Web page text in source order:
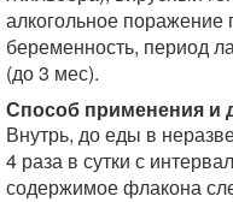
алкогольное поражение
беременность, период
(до 3 мес).
Способ применения и
Внутрь, до еды в
4 раза в сутки с
содержимое флакона